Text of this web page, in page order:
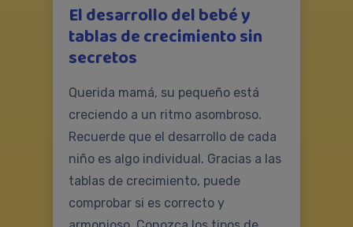
El desarrollo del bebé y
tablas de crecimiento sin
secretos
Querida mamá, su pequeño está
creciendo a un ritmo asombroso.
Recuerde que el desarrollo de cada
niño es algo individual. Gracias a las
tablas de crecimiento, puede
comprobar si es correcto y